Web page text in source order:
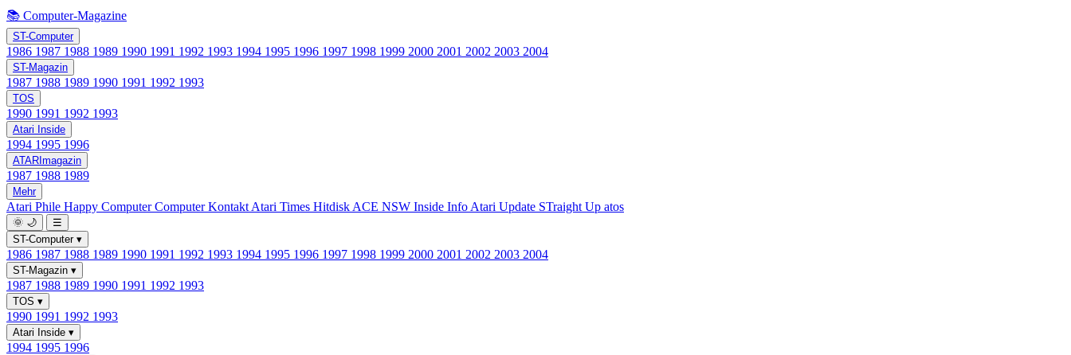
📚 Computer-Magazine
ST-Computer
1986 1987 1988 1989 1990 1991 1992 1993 1994 1995 1996 1997 1998 1999 2000 2001 2002 2003 2004
ST-Magazin
1987 1988 1989 1990 1991 1992 1993
TOS
1990 1991 1992 1993
Atari Inside
1994 1995 1996
ATARImagazin
1987 1988 1989
Mehr
Atari Phile Happy ComputerComputer Kontakt Atari Times Hitdisk ACE NSW Inside Info Atari Update STraight Up atos
🌞 🌙
☰
ST-Computer ▾
1986 1987 1988 1989 1990 1991 1992 1993 1994 1995 1996 1997 1998 1999 2000 2001 2002 2003 2004
ST-Magazin ▾
1987 1988 1989 1990 1991 1992 1993
TOS ▾
1990 1991 1992 1993
Atari Inside ▾
1994 1995 1996